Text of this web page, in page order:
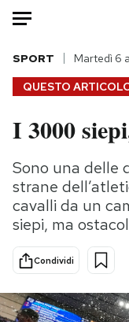
HOME
Italia
Politica
Tecnologia
Internet
Scienza
Cultura
Economia
Sport
QUESTO
SPORT Martedì 6
I 3000
Sono una delle
strane
cavalli da un
siepi, ma
Condividi